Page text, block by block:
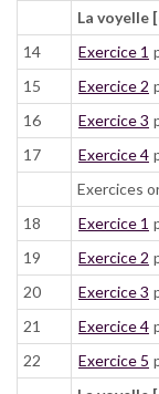
La voyelle
14
Exercice 1
15
Exercice 2
16
Exercice 3
17
Exercice 4
Exercices
18
Exercice 1
19
Exercice 2
20
Exercice 3
21
Exercice 4
22
Exercice 5